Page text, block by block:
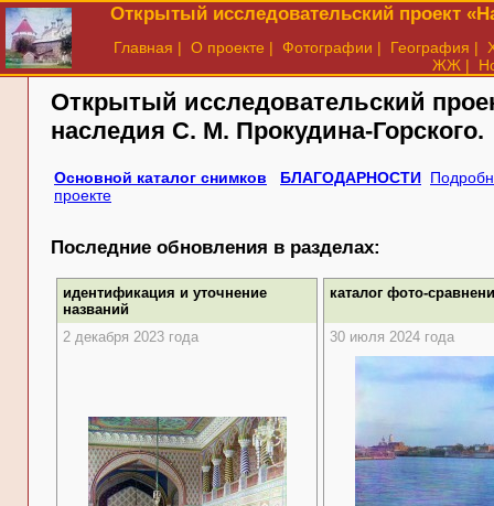
Открытый исследовательский проект
Главная | О проекте | Фотографии | География |
ЖЖ |
Открытый исследовательский
наследия С. М. Прокудина-Горского.
Основной каталог снимков БЛАГОДАРНОСТИ
проекте
Последние обновления в разделах:
идентификация и уточнение
названий
каталог фото-
2 декабря 2023 года 30 июля 2024 года